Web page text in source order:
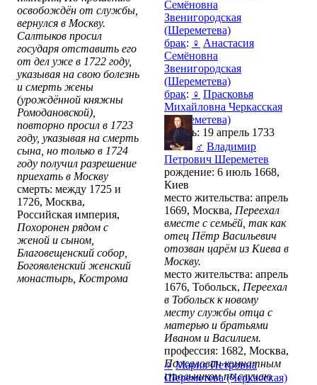
освобождён от службы,
вернулся в Москву.
Салтыков просил
государя отставить его
от дел уже в 1722 году,
указывая на свою болезнь
и смерть жены
(урождённой княжны
Ромодановской),
повторно просил в 1723
году, указывая на смерть
сына, но только в 1724
году получил разрешение
приехать в Москву
смерть: между 1725 и
1726, Москва,
Российская империя,
Похоронен рядом с
женой и сыном,
Благовещенский собор,
Богоявленский женский
монастырь, Кострома
Семёновна
Звенигородская
(Шереметева)
брак: ♀ Анастасия
Семёновна
Звенигородская
(Шереметева)
брак: ♀ Прасковья
Михайловна Черкасская
(Шереметева)
смерть: 19 апрель 1733
♂ Владимир
Петрович Шереметев
рождение: 6 июль 1668,
Киев
место жительства: апрель
1669, Москва, Переехал
вместе с семьёй, так как
отец Пётр Васильевич
отозван царём из Киева в
Москву.
место жительства: апрель
1676, Тобольск, Переехал
в Тобольск к новому
месту службы отца с
матерью и братьями
Иваном и Василием.
профессия: 1682, Москва,
Пожалован комнатным
стольником по случаю
♀ Мария Петровна
Шереметева (Черкасская)